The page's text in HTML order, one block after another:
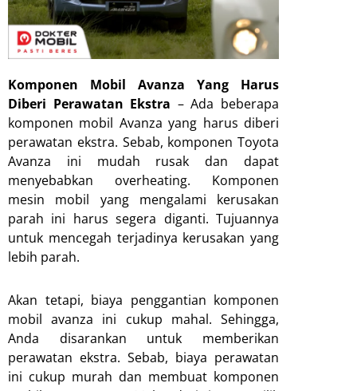
Komponen Mobil Avanza Yang Harus
Diberi Perawatan Ekstra – Ada beberapa
komponen mobil Avanza yang harus diberi
perawatan ekstra. Sebab, komponen Toyota
Avanza ini mudah rusak dan dapat
menyebabkan overheating. Komponen
mesin mobil yang mengalami kerusakan
parah ini harus segera diganti. Tujuannya
untuk mencegah terjadinya kerusakan yang
lebih parah.
Akan tetapi, biaya penggantian komponen
mobil avanza ini cukup mahal. Sehingga,
Anda disarankan untuk memberikan
perawatan ekstra. Sebab, biaya perawatan
ini cukup murah dan membuat komponen